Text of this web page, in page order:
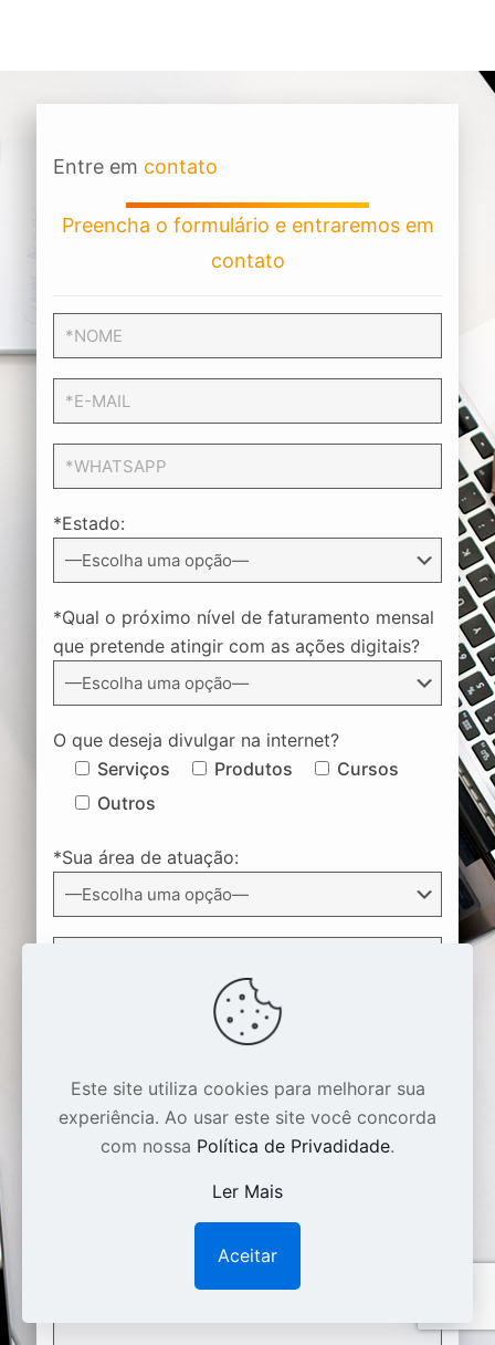
Entre em contato
Preencha o formulário e entraremos em
contato
*Estado:
*Qual o próximo nível de faturamento mensal
que pretende atingir com as ações digitais?
O que deseja divulgar na internet?
Serviços
Produtos
Cursos
Outros
*Sua área de atuação:
*Quando pretende iniciar estas ações?
Por que acha que não está chegando no
resultado desejado na internet?
Este site utiliza cookies para melhorar sua
experiência. Ao usar este site você concorda
com nossa Política de Privadidade.
Ler Mais
Aceitar